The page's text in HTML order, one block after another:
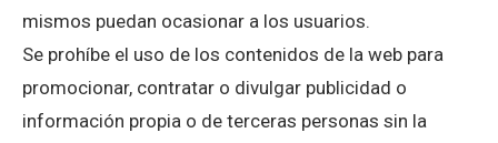
mismos puedan ocasionar a los usuarios.
Se prohíbe el uso de los contenidos de la web para
promocionar, contratar o divulgar publicidad o
información propia o de terceras personas sin la